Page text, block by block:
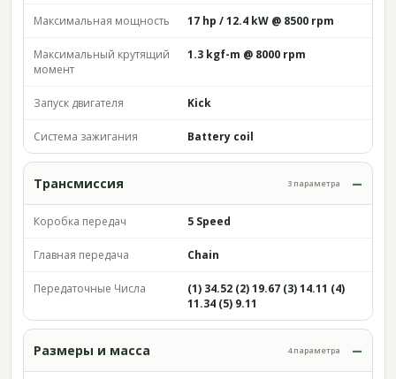
Максимальная мощность 17 hp / 12.4 kW @ 8500 rpm
Максимальный крутящий
момент
1.3 kgf-m @ 8000 rpm
Запуск двигателя Kick
Система зажигания Battery coil
Трансмиссия 3 параметра
Коробка передач 5 Speed
Главная передача Chain
Передаточные Числа
(1) 34.52 (2) 19.67 (3) 14.11 (4)
11.34 (5) 9.11
Размеры и масса 4 параметра